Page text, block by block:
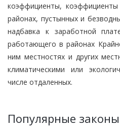
коэффициенты,
районах, пустынных и
надбавка к заработной
работающего в районах
ним местностях и других
климатическими или
числе отдаленных.
Популярные законы